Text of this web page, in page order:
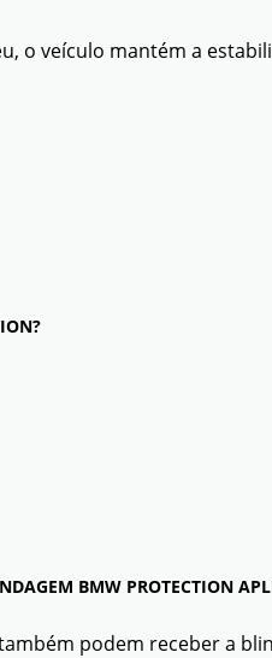
o veículo mantém a
BMW PROTECTION
podem receber a